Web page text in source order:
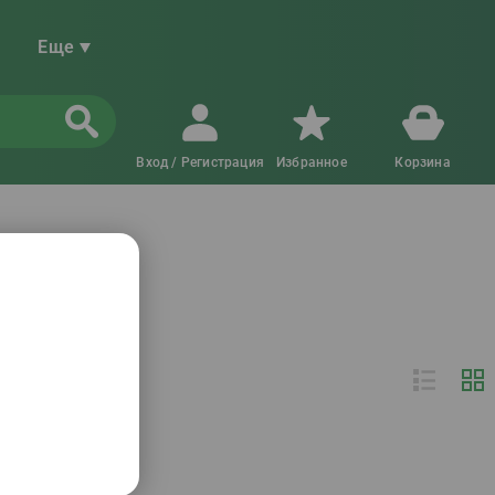
Еще
Вход / Регистрация Избранное Корзина